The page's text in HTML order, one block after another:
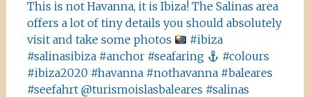
This is not Havanna, it is Ibiza! The Salinas area
offers a lot of tiny details you should absolutely
visit and take some photos
#ibiza
#salinasibiza #anchor #seafaring
#colours
#ibiza2020 #havanna #nothavanna #baleares
#seefahrt @turismoislasbaleares #salinas